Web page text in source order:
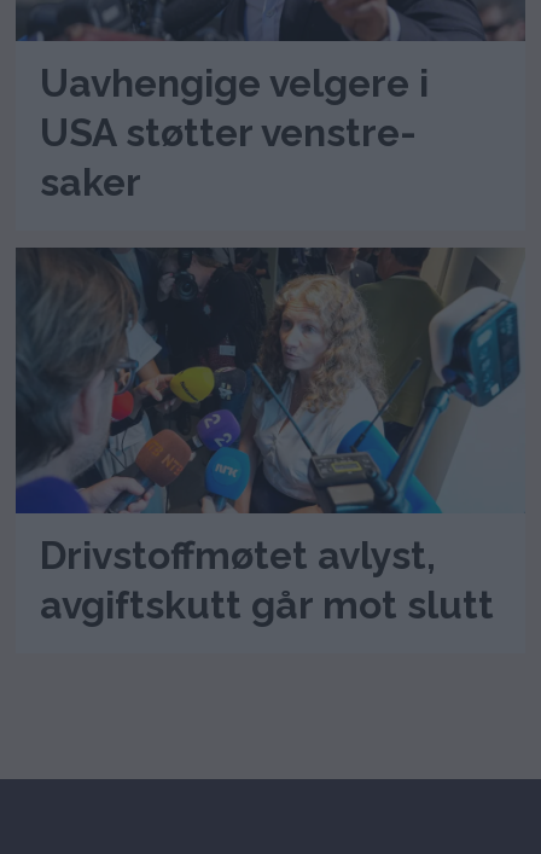
Uavhengige velgere i
USA støtter venstre-
saker
Drivstoffmøtet avlyst,
avgiftskutt går mot slutt